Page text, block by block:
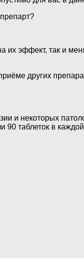
эффект, так и
других
некоторых
90 таблеток в